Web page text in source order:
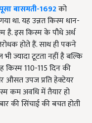
बासमती-1692को
था. यह उन्नत किस्म धान-
है. इस किस्म के पौधे अर्ध
होते हैं. साथ ही पकने
ज्यादा टूटता नहीं है बल्कि
110-115 दिन की
औसत उपज प्रति हेक्टेयर
कम अवधि में तैयार हो
की सिंचाई की बचत होती